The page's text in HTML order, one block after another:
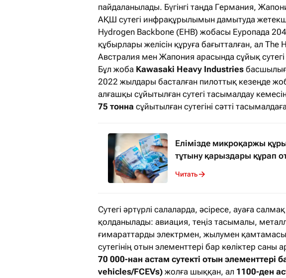
пайдаланылады. Бүгінгі таңда Германия,
АҚШ сутегі инфрақұрылымын дамытуда
Hydrogen Backbone (EHB) жобасы Еуропада
құбырлары желісін құруға бағытталған, ал
Австралия мен Жапония арасында сұйық сутегі
Бұл жоба Kawasaki Heavy Industries
2022 жылдары басталған пилоттық кезеңде
алғашқы сұйытылған сутегі тасымалдау
75 тонна сұйытылған сутегіні сәтті
Елімізде микроқаржы
тұтыну қарыздары құрап
Читать
Сутегі әртүрлі салаларда, әсіресе, ауаға
қолданылады: авиация, теңіз тасымалы,
ғимараттарды электрмен, жылумен
сутегінің отын элементтері бар көліктер
70 000-нан астам сутекті отын элементтері
vehicles/FCEVs) жолға шыққан, ал 1100-ден